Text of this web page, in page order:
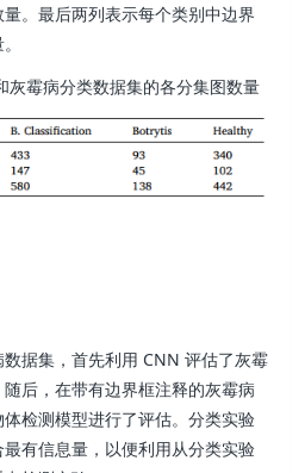
。最后两列表示每个类别中边界
灰霉病分类数据集的各分集图数量
据集，首先利用 CNN 评估了灰霉
后，在带有边界框注释的灰霉病
检测模型进行了评估。分类实验
有信息量，以便利用从分类实验